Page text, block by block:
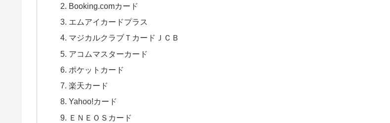
Booking.comカード
エムアイカードプラス
マジカルクラブＴカードＪＣＢ
アコムマスターカード
ポケットカード
楽天カード
Yahoo!カード
ＥＮＥＯＳカード